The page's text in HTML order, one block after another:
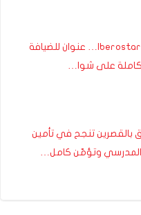
فندق Iberostar Royal El Mansour… عنوان للضيافة
على شوا…
بالقصرين تنجح في تأمين